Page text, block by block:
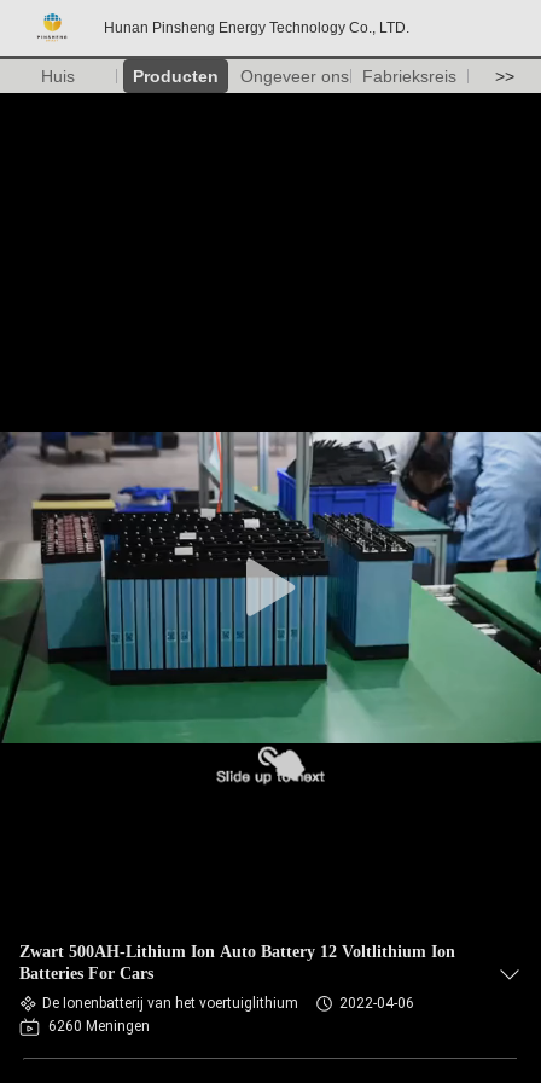
Hunan Pinsheng Energy Technology Co., LTD.
Huis Producten Ongeveer ons Fabrieksreis >>
Zwart 500AH-Lithium Ion Auto Battery 12 Voltlithium Ion
Batteries For Cars
De Ionenbatterij van het voertuiglithium
2022-04-06
6260 Meningen